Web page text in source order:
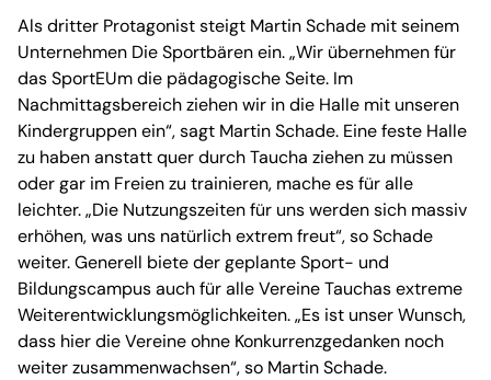
Als dritter Protagonist steigt Martin Schade mit seinem
Unternehmen Die Sportbären ein. „Wir übernehmen für
das SportEUm die pädagogische Seite. Im
Nachmittagsbereich ziehen wir in die Halle mit unseren
Kindergruppen ein“, sagt Martin Schade. Eine feste Halle
zu haben anstatt quer durch Taucha ziehen zu müssen
oder gar im Freien zu trainieren, mache es für alle
leichter. „Die Nutzungszeiten für uns werden sich massiv
erhöhen, was uns natürlich extrem freut“, so Schade
weiter. Generell biete der geplante Sport- und
Bildungscampus auch für alle Vereine Tauchas extreme
Weiterentwicklungsmöglichkeiten. „Es ist unser Wunsch,
dass hier die Vereine ohne Konkurrenzgedanken noch
weiter zusammenwachsen“, so Martin Schade.